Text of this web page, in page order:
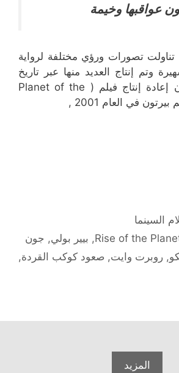
عواقبها وخيمة
تناولت تصورات ورؤي مختلفة لرواية
وتم إنتاج العديد منها عبر تاريخ
هوليوود آخرها كان إعادة إنتاج فيلم ( Planet of the
السينما
Rise of the
, بيير بولي, جون
, روبرت وايت, صعود كوكب القردة,
المزيد